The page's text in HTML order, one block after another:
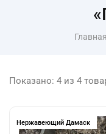
Показано: 4 из 4
Нержавеющий Дамаск